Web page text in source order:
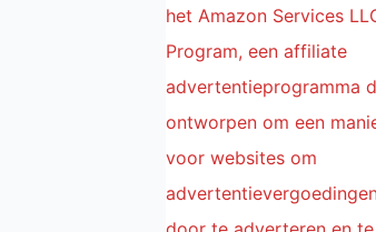
het Amazon Services
Program, een affiliate
advertentieprogramma
ontworpen om een
voor websites om